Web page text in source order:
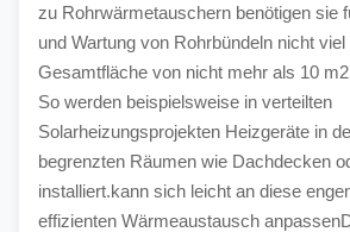
zu Rohrwärmetauschern benötigen sie
und Wartung von Rohrbündeln nicht
Gesamtfläche von nicht mehr als 10
So werden beispielsweise in verteilten
Solarheizungsprojekten Heizgeräte in
begrenzten Räumen wie Dachdecken
installiert.kann sich leicht an diese
effizienten Wärmeaustausch